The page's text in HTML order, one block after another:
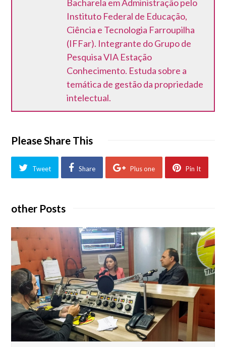
Bacharela em Administração pelo
Instituto Federal de Educação,
Ciência e Tecnologia Farroupilha
(IFFar). Integrante do Grupo de
Pesquisa VIA Estação
Conhecimento. Estuda sobre a
temática de gestão da propriedade
intelectual.
Please Share This
Tweet Share Plus one Pin It
other Posts